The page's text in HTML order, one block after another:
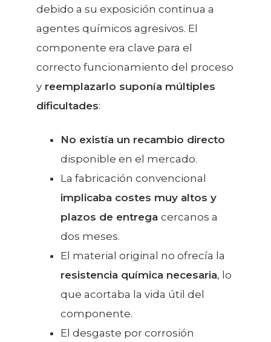
debido a su exposición continua a
agentes químicos agresivos. El
componente era clave para el
correcto funcionamiento del proceso
y reemplazarlo suponía múltiples
dificultades:
No existía un recambio directo
disponible en el mercado.
La fabricación convencional
implicaba costes muy altos y
plazos de entrega cercanos a
dos meses.
El material original no ofrecía la
resistencia química necesaria, lo
que acortaba la vida útil del
componente.
El desgaste por corrosión